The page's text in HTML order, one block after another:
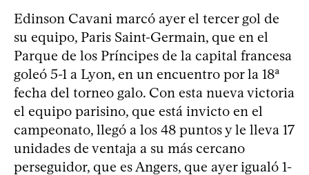
Edinson Cavani marcó ayer el tercer gol de
su equipo, Paris Saint-Germain, que en el
Parque de los Príncipes de la capital francesa
goleó 5-1 a Lyon, en un encuentro por la 18ª
fecha del torneo galo. Con esta nueva victoria
el equipo parisino, que está invicto en el
campeonato, llegó a los 48 puntos y le lleva 17
unidades de ventaja a su más cercano
perseguidor, que es Angers, que ayer igualó 1-